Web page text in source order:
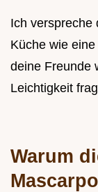
Ich verspreche
Küche wie
deine Freunde
Leichtigkeit
Warum